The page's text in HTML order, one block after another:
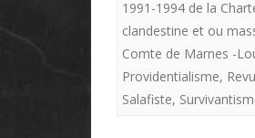
1991-1994 de la
clandestine et ou
Comte de Marnes -
Providentialisme,
Salafiste,